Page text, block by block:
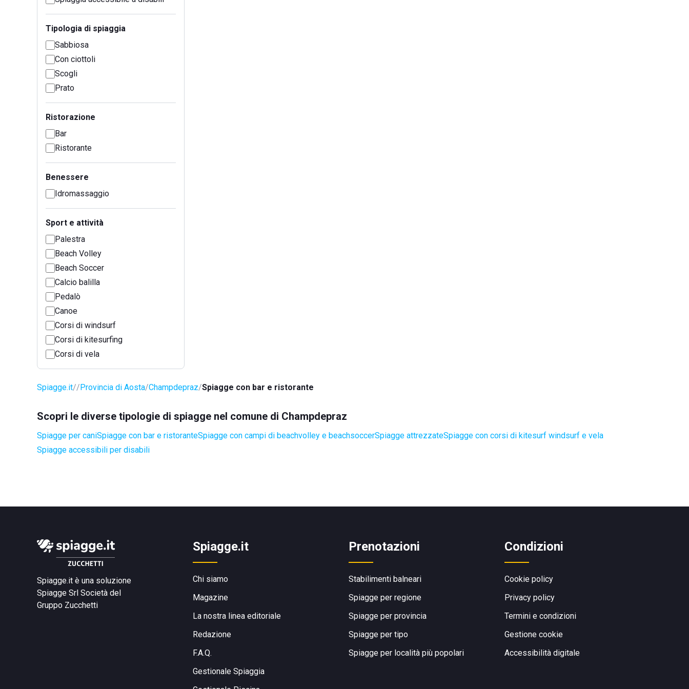
Tipologia di spiaggia
Sabbiosa
Con ciottoli
Scogli
Prato
Ristorazione
Bar
Ristorante
Benessere
Idromassaggio
Sport e attività
Palestra
Beach Volley
Beach Soccer
Calcio balilla
Pedalò
Canoe
Corsi di windsurf
Corsi di kitesurfing
Corsi di vela
Spiagge.it Provincia di Aosta Champdepraz Spiagge con bar e ristorante
Scopri le diverse tipologie di spiagge nel comune di Champdepraz
Spiagge per caniSpiagge con bar e ristoranteSpiagge con campi di beachvolley e beachsoccerSpiagge attrezzateSpiagge con corsi di kitesurf windsurf e vela
Spiagge accessibili per disabili
Spiagge.it è una soluzione
Spiagge Srl Società del
Gruppo Zucchetti
Spiagge.it
Chi siamo
Magazine
La nostra linea editoriale
Redazione
F.A.Q.
Gestionale Spiaggia
Prenotazioni
Stabilimenti balneari
Spiagge per regione
Spiagge per provincia
Spiagge per tipo
Spiagge per località più popolari
Condizioni
Cookie policy
Privacy policy
Termini e condizioni
Gestione cookie
Accessibilità digitale